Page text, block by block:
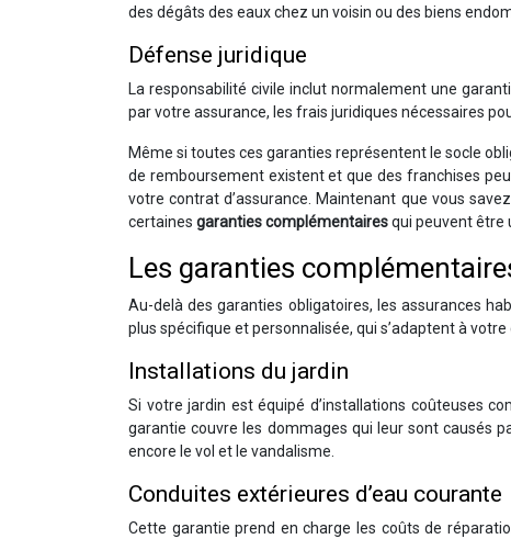
des dégâts des eaux chez un voisin ou des biens
Défense juridique
La responsabilité civile inclut normalement une
par votre assurance, les frais juridiques nécessaires
Même si toutes ces garanties représentent le socle
de remboursement existent et que des franchises
votre contrat d’assurance. Maintenant que vous
certaines garanties complémentairesqui peuvent être
Les garanties
Au-delà des garanties obligatoires, les assurances
plus spécifique et personnalisée, qui s’adaptent à
Installations du jardin
Si votre jardin est équipé d’installations coûteuses
garantie couvre les dommages qui leur sont causés
encore le vol et le vandalisme.
Conduites extérieures d’eau courante
Cette garantie prend en charge les coûts de